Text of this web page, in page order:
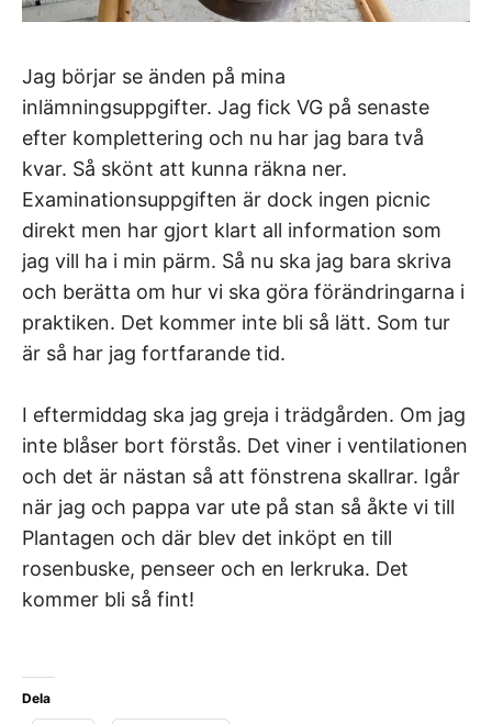
Jag börjar se änden på mina
inlämningsuppgifter. Jag fick VG på senaste
efter komplettering och nu har jag bara två
kvar. Så skönt att kunna räkna ner.
Examinationsuppgiften är dock ingen picnic
direkt men har gjort klart all information som
jag vill ha i min pärm. Så nu ska jag bara skriva
och berätta om hur vi ska göra förändringarna i
praktiken. Det kommer inte bli så lätt. Som tur
är så har jag fortfarande tid.
I eftermiddag ska jag greja i trädgården. Om jag
inte blåser bort förstås. Det viner i ventilationen
och det är nästan så att fönstrena skallrar. Igår
när jag och pappa var ute på stan så åkte vi till
Plantagen och där blev det inköpt en till
rosenbuske, penseer och en lerkruka. Det
kommer bli så fint!
Dela